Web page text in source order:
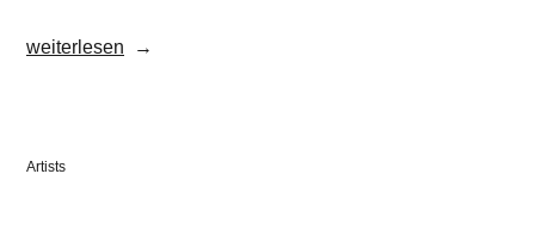
„Cosimo
weiterlesen
Veröffentlicht
Artists